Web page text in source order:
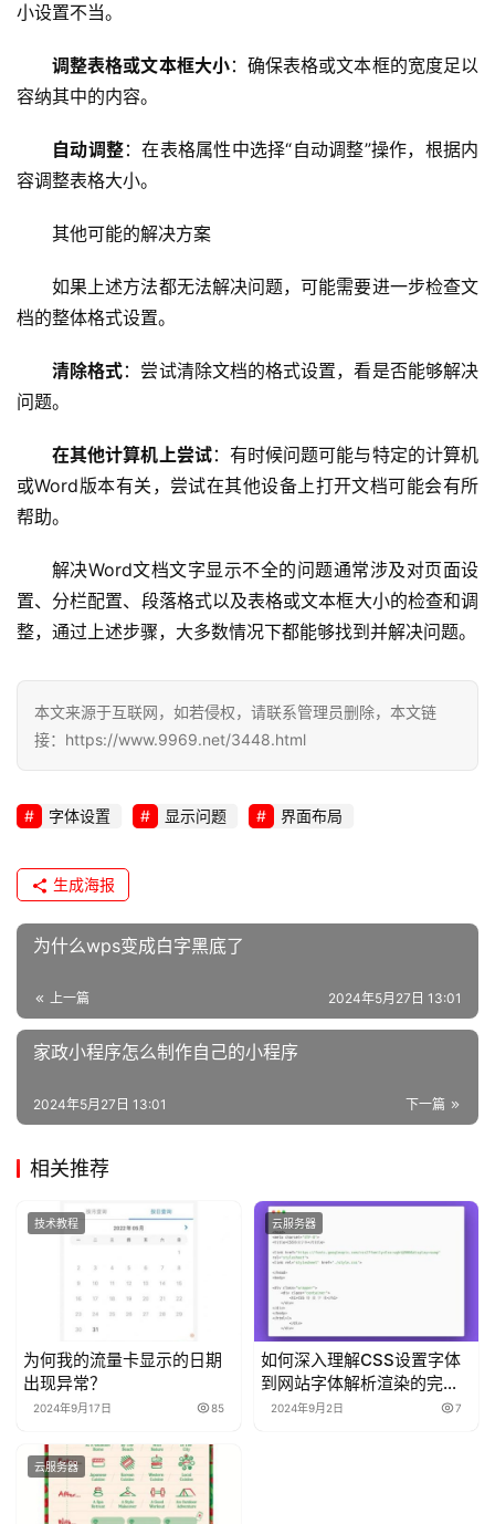
术
N
站
安
全
i
n
x
运
维
小设置不当。
调整表格或文本框大小：确保表格或文本框的宽度足以
容纳其中的内容。
自动调整：在表格属性中选择“自动调整”操作，根据内
容调整表格大小。
其他可能的解决方案
如果上述方法都无法解决问题，可能需要进一步检查文
档的整体格式设置。
清除格式：尝试清除文档的格式设置，看是否能够解决
问题。
在其他计算机上尝试：有时候问题可能与特定的计算机
或Word版本有关，尝试在其他设备上打开文档可能会有所
帮助。
解决Word文档文字显示不全的问题通常涉及对页面设
置、分栏配置、段落格式以及表格或文本框大小的检查和调
整，通过上述步骤，大多数情况下都能够找到并解决问题。
本文来源于互联网，如若侵权，请联系管理员删除，本文链
接：https://www.9969.net/3448.html
字体设置 显示问题 界面布局
生成海报
为什么wps变成白字黑底了
上一篇 2024年5月27日 13:01
家政小程序怎么制作自己的小程序
下一篇
2024年5月27日 13:01
相关推荐
技术教程
为何我的流量卡显示的日期
出现异常？
2024年9月17日 85
云服务器
如何深入理解CSS设置字体
到网站字体解析渲染的完整
过程？
2024年9月2日 7
云服务器